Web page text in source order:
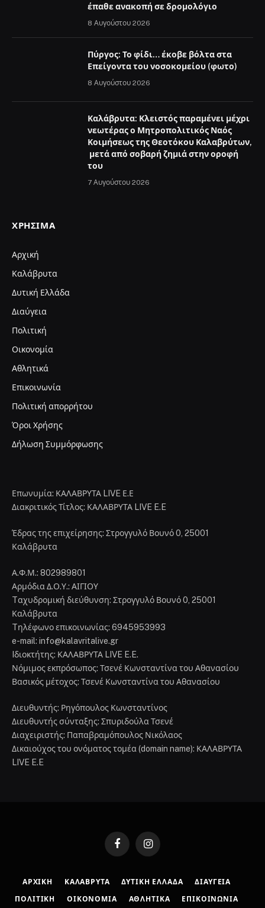
έπαθε ανακοπή σε δρομολόγιο
8 Αυγούστου 2026
Πύργος: Το φίδι… έκοβε βόλτα στα
Επείγοντα του νοσοκομείου (φωτο)
8 Αυγούστου 2026
Καλάβρυτα: Κλειστός παραμένει μέχρι
νεωτέρας ο Μητροπολιτικός Ναός
Κοιμήσεως της Θεοτόκου Καλαβρύτων,
μετά από σοβαρή ζημιά στην οροφή
του
7 Αυγούστου 2026
ΧΡΉΣΙΜΑ
Αρχική
Καλάβρυτα
Δυτική Ελλάδα
Διαύγεια
Πολιτική
Οικονομία
Αθλητικά
Επικοινωνία
Πολιτική απορρήτου
Όροι Χρήσης
Δήλωση Συμμόρφωσης
Επωνυμία: ΚΑΛΑΒΡΥΤΑ LIVE Ε.Ε
Διακριτικός Τίτλος: ΚΑΛΑΒΡΥΤΑ LIVE E.E
Έδρας της επιχείρησης: Στρογγυλό Βουνό 0, 25001
Καλάβρυτα
Α.Φ.Μ.: 802989801
Αρμόδια Δ.Ο.Υ.: ΑΙΓΙΟΥ
Tαχυδρομική διεύθυνση: Στρογγυλό Βουνό 0, 25001
Καλάβρυτα
Tηλέφωνο επικοινωνίας: 6945953993
e-mail: info@kalavritalive.gr
Iδιοκτήτης: ΚΑΛΑΒΡΥΤΑ LIVE E.E.
Νόμιμος εκπρόσωπος: Τσενέ Κωνσταντίνα του Αθανασίου
Βασικός μέτοχος: Τσενέ Κωνσταντίνα του Αθανασίου
Διευθυντής: Ρηγόπουλος Κωνσταντίνος
Διευθυντής σύνταξης: Σπυριδούλα Τσενέ
Διαχειριστής: Παπαβραμόπουλος Νικόλαος
Δικαιούχος του ονόματος τομέα (domain name): ΚΑΛΑΒΡΥΤΑ
LIVE E.E
FacebookInstagram
ΑΡΧΙΚΉ ΚΑΛΆΒΡΥΤΑ ΔΥΤΙΚΉ ΕΛΛΆΔΑ ΔΙΑΎΓΕΙΑ
ΠΟΛΙΤΙΚΉ ΟΙΚΟΝΟΜΊΑ ΑΘΛΗΤΙΚΆ ΕΠΙΚΟΙΝΩΝΊΑ